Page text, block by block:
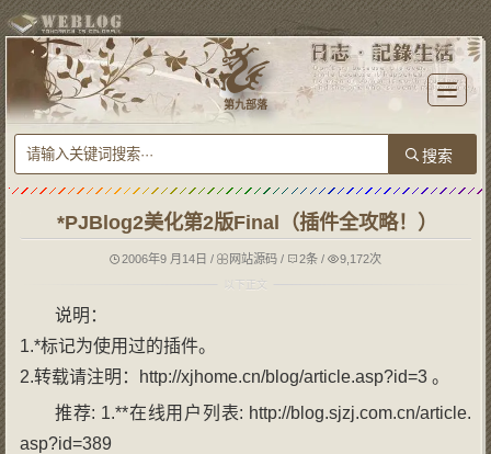
T
o
l
e
n
第九部落
*PJBlog2美化第2版Final（插件全攻略！）
2006年9 月14日 / 网站源码/ 2条/ 9,172次
说明：
1.*标记为使用过的插件。
2.转载请注明：http://xjhome.cn/blog/article.asp?id=3 。
推荐: 1.**在线用户列表: http://blog.sjzj.com.cn/article.
asp?id=389